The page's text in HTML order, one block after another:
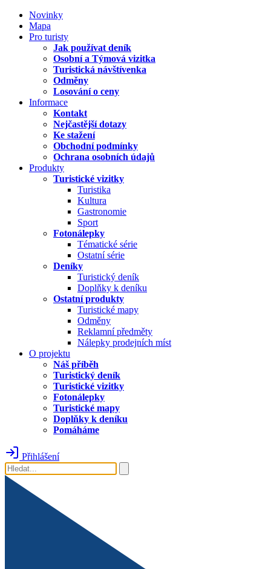
Novinky
Mapa
Pro turisty
Jak používat deník
Osobní a Týmová vizitka
Turistická návštívenka
Odměny
Losování o ceny
Informace
Kontakt
Nejčastější dotazy
Ke stažení
Obchodní podmínky
Ochrana osobních údajů
Produkty
Turistické vizitky
Turistika
Kultura
Gastronomie
Sport
Fotonálepky
Tématické série
Ostatní série
Deníky
Turistický deník
Doplňky k deníku
Ostatní produkty
Turistické mapy
Odměny
Reklamní předměty
Nálepky prodejních míst
O projektu
Náš příběh
Turistický deník
Turistické vizitky
Fotonálepky
Turistické mapy
Doplňky k deníku
Pomáháme
Přihlášení